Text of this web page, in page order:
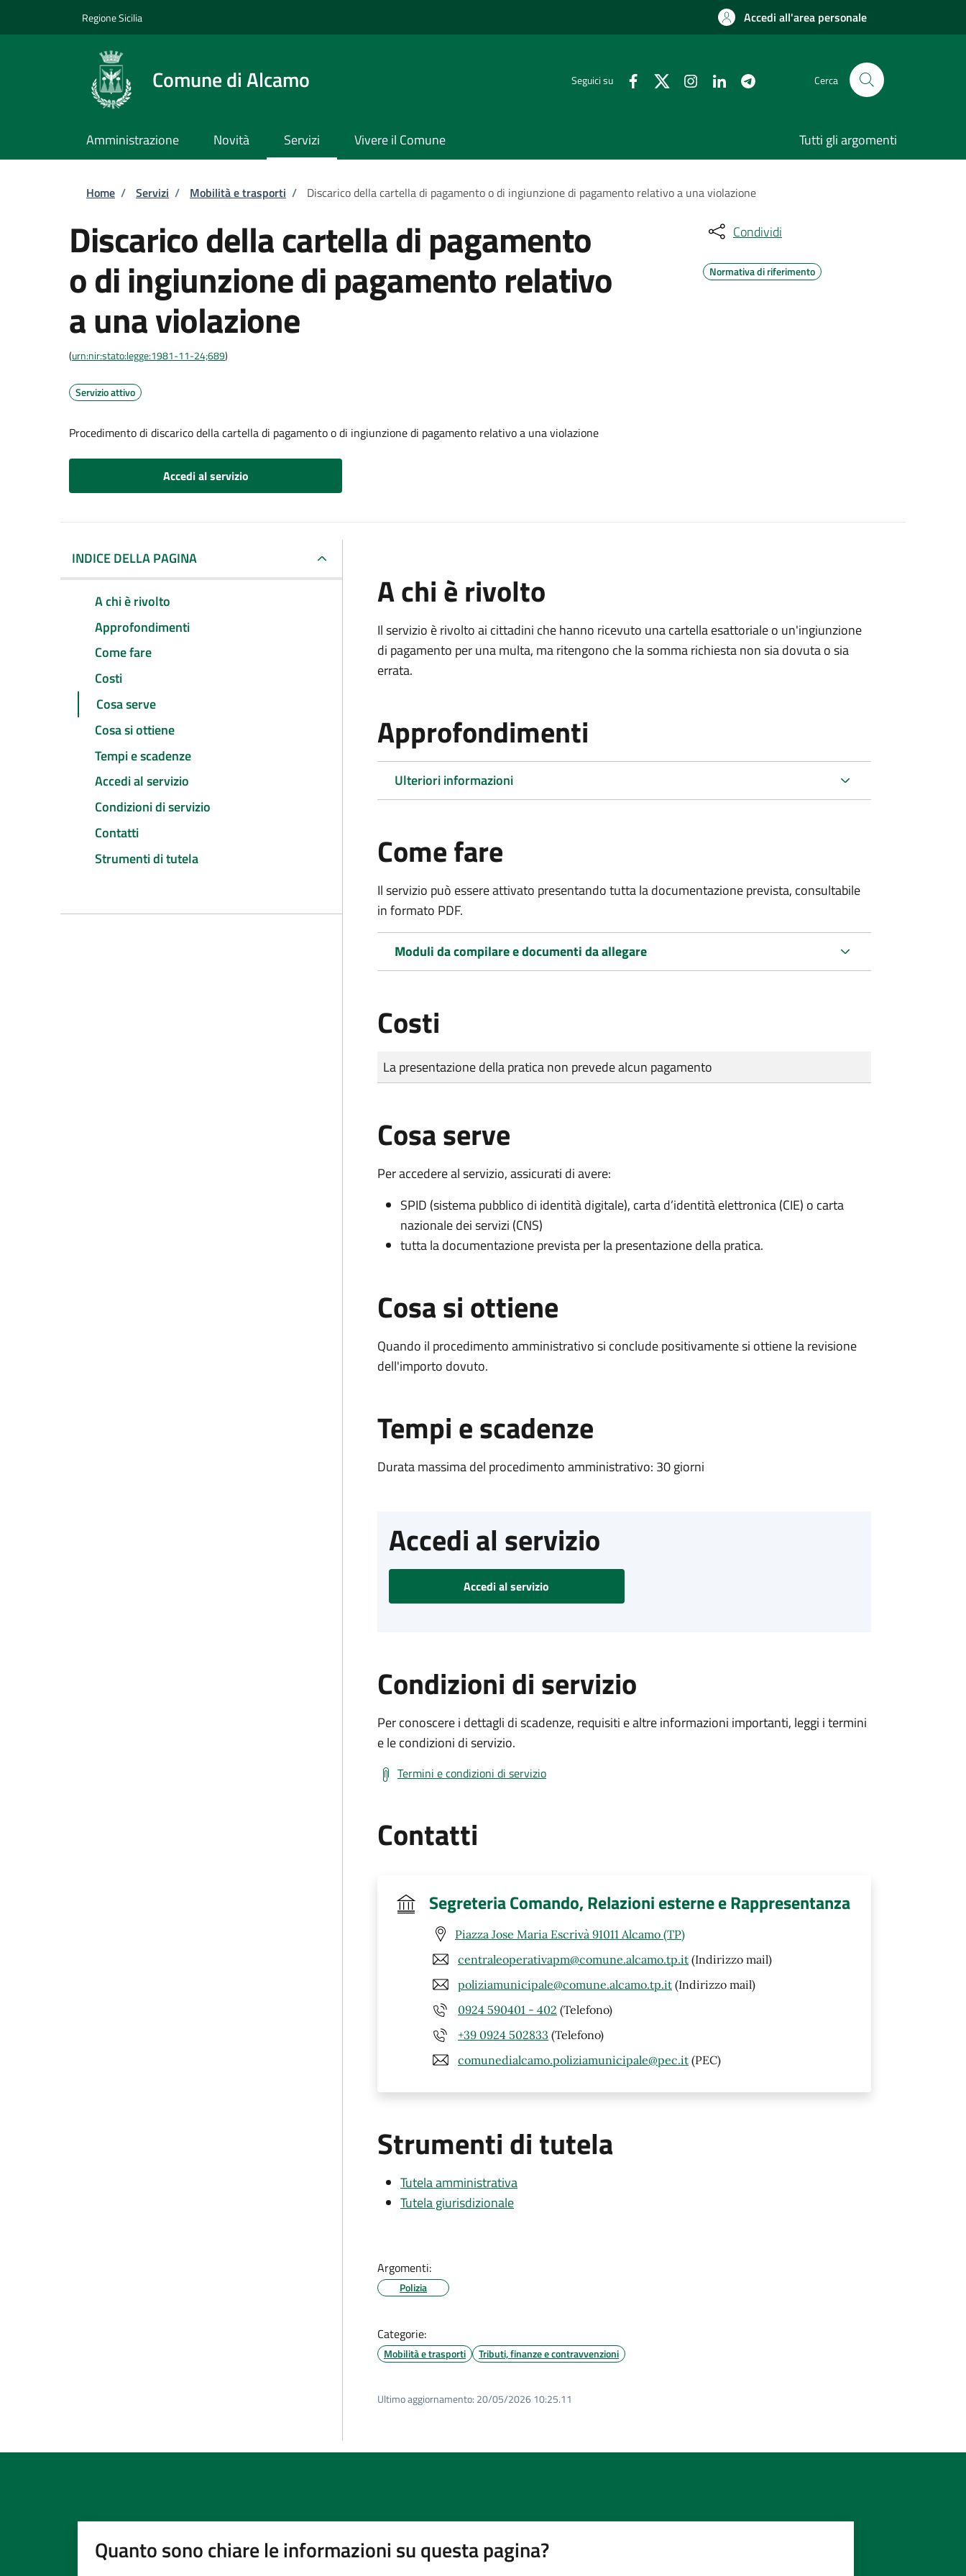
Regione Sicilia Accedi all'area personale
Comune di Alcamo Seguici su Cerca
Amministrazione Novità Servizi Vivere il Comune Tutti gli argomenti
Briciole di pane
Home / Servizi / Mobilità e trasporti / Discarico della cartella di pagamento o di ingiunzione di pagamento relativo a una violazione
Discarico della cartella di pagamento
o di ingiunzione di pagamento relativo
a una violazione
(urn:nir:stato:legge:1981-11-24;689)
Servizio attivo
Procedimento di discarico della cartella di pagamento o di ingiunzione di pagamento relativo a una violazione
Accedi al servizio
Condividi
Normativa di riferimento
INDICE DELLA PAGINA
A chi è rivolto
Approfondimenti
Come fare
Costi
Cosa serve
Cosa si ottiene
Tempi e scadenze
Accedi al servizio
Condizioni di servizio
Contatti
Strumenti di tutela
A chi è rivolto
Il servizio è rivolto ai cittadini che hanno ricevuto una cartella esattoriale o un'ingiunzione
di pagamento per una multa, ma ritengono che la somma richiesta non sia dovuta o sia
errata.
Approfondimenti
Ulteriori informazioni
Come fare
Il servizio può essere attivato presentando tutta la documentazione prevista, consultabile
in formato PDF.
Moduli da compilare e documenti da allegare
Costi
Tipo di pagamento
Importo
La presentazione della pratica non prevede alcun pagamento
Cosa serve
Per accedere al servizio, assicurati di avere:
SPID (sistema pubblico di identità digitale), carta d’identità elettronica (CIE) o carta
nazionale dei servizi (CNS)
tutta la documentazione prevista per la presentazione della pratica.
Cosa si ottiene
Quando il procedimento amministrativo si conclude positivamente si ottiene la revisione
dell'importo dovuto.
Tempi e scadenze
Durata massima del procedimento amministrativo: 30 giorni
Accedi al servizio
Accedi al servizio
Condizioni di servizio
Per conoscere i dettagli di scadenze, requisiti e altre informazioni importanti, leggi i termini
e le condizioni di servizio.
Termini e condizioni di servizio
Contatti
Segreteria Comando, Relazioni esterne e Rappresentanza
Piazza Jose Maria Escrivà 91011 Alcamo (TP)
centraleoperativapm@comune.alcamo.tp.it (Indirizzo mail)
poliziamunicipale@comune.alcamo.tp.it (Indirizzo mail)
0924 590401 - 402 (Telefono)
+39 0924 502833 (Telefono)
comunedialcamo.poliziamunicipale@pec.it (PEC)
Strumenti di tutela
Tutela amministrativa
Tutela giurisdizionale
Argomenti:
Polizia
Categorie:
Mobilità e trasporti Tributi, finanze e contravvenzioni
Ultimo aggiornamento: 20/05/2026 10:25.11
Quanto sono chiare le informazioni su questa pagina?